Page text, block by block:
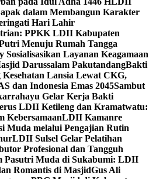
dalam Membangun Karakter
Hari Lahir
PPKK LDII Kabupaten
Menuju Rumah Tangga
Sosialisasikan Layanan Keagamaan
Darussalam PakutandangBakti
Lansia Lewat CKG,
dan Indonesia Emas 2045Sambut
Gelar Kerja Bakti
LDII Ketileng dan Kramatwatu:
KebersamaanLDII Kamanre
Muda melalui Pengajian Rutin
LDII Sulsel Gelar Pelatihan
Profesional dan Tangguh
Pasutri Muda di Sukabumi: LDII
Romantis di MasjidGus Ali